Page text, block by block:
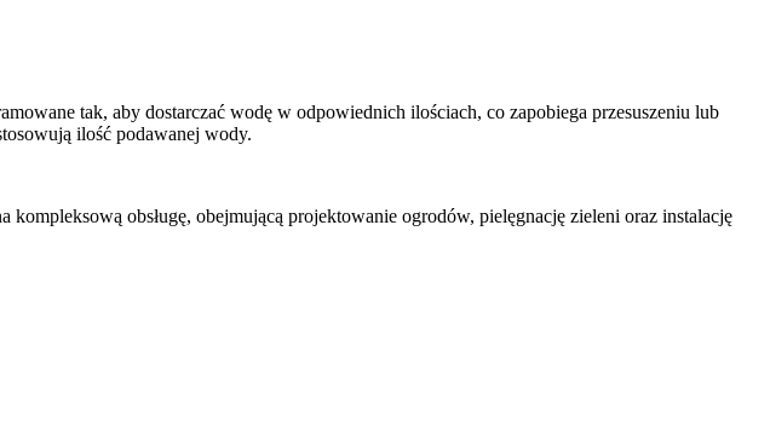
tak, aby dostarczać wodę w odpowiednich ilościach, co zapobiega przesuszeniu lub
ilość podawanej wody.
obsługę, obejmującą projektowanie ogrodów, pielęgnację zieleni oraz instalację